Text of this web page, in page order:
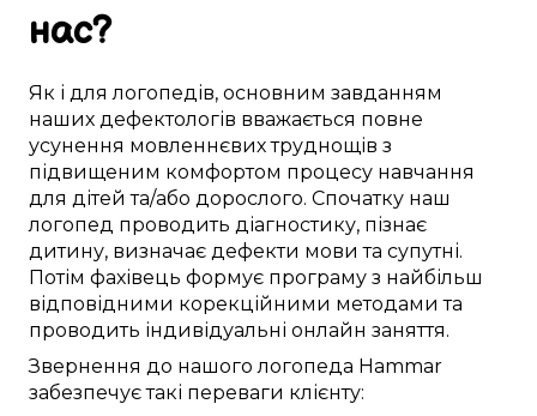
нас?
Як і длялогопедів, основним завданням
наших дефектологів вважається повне
усунення мовленнєвих труднощів з
підвищеним комфортом процесу навчання
для дітей та/або дорослого. Спочатку наш
логопед проводить діагностику, пізнає
дитину, визначає дефекти мови та супутні.
Потім фахівець формує програму з найбільш
відповідними корекційними методами та
проводить індивідуальні онлайн заняття.
Звернення до нашого логопеда Hammar
забезпечує такі переваги клієнту: